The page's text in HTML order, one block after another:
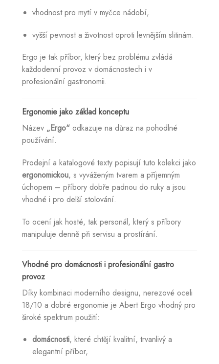
vhodnost pro mytí v myčce nádobí,
vyšší pevnost a životnost oproti levnějším slitinám.
Ergo je tak příbor, který bez problému zvládá
každodenní provoz v domácnostech i v
profesionální gastronomii.
Ergonomie jako základ konceptu
Název „Ergo“ odkazuje na důraz na pohodlné
používání.
Prodejní a katalogové texty popisují tuto kolekci jako
ergonomickou, s vyváženým tvarem a příjemným
úchopem – příbory dobře padnou do ruky a jsou
vhodné i pro delší stolování.
To ocení jak hosté, tak personál, který s příbory
manipuluje denně při servisu a prostírání.
Vhodné pro domácnosti i profesionální gastro
provoz
Díky kombinaci moderního designu, nerezové oceli
18/10 a dobré ergonomie je Abert Ergo vhodný pro
široké spektrum použití:
domácnosti, které chtějí kvalitní, trvanlivý a
elegantní příbor,